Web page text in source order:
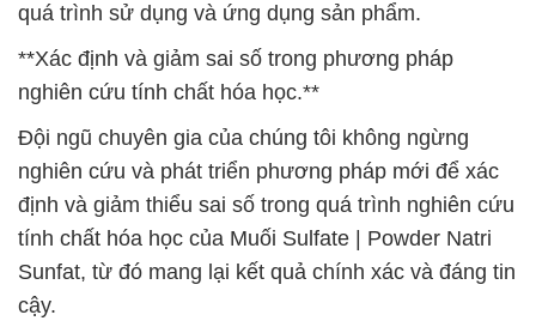
quá trình sử dụng và ứng dụng sản phẩm.
**Xác định và giảm sai số trong phương pháp
nghiên cứu tính chất hóa học.**
Đội ngũ chuyên gia của chúng tôi không ngừng
nghiên cứu và phát triển phương pháp mới để xác
định và giảm thiểu sai số trong quá trình nghiên cứu
tính chất hóa học của Muối Sulfate | Powder Natri
Sunfat, từ đó mang lại kết quả chính xác và đáng tin
cậy.